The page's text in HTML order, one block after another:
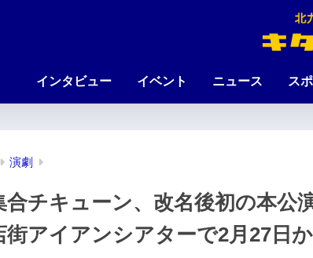
インタビュー イベント ニュース ス
演劇
合チキューン、改名後初の本
街アイアンシアターで2月27日